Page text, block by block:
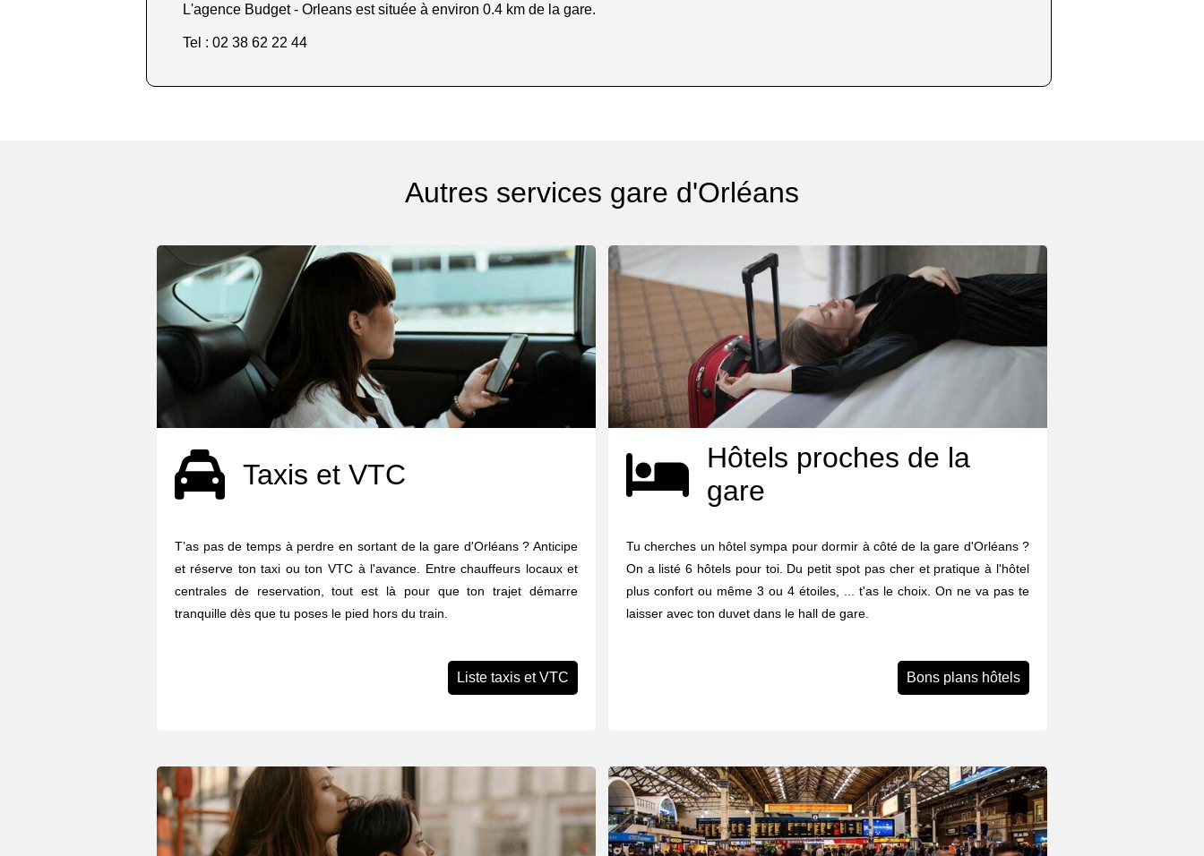
L'agence Budget - Orleans est située à environ 0.4 km de la gare.
Tel : 02 38 62 22 44
Autres services gare d'Orléans
Taxis et VTC
T’as pas de temps à perdre en sortant de la gare d'Orléans ? Anticipe
et réserve ton taxi ou ton VTC à l'avance. Entre chauffeurs locaux et
centrales de reservation, tout est là pour que ton trajet démarre
tranquille dès que tu poses le pied hors du train.
Liste taxis et VTC
Hôtels proches de la
gare
Tu cherches un hôtel sympa pour dormir à côté de la gare d'Orléans ?
On a listé 6 hôtels pour toi. Du petit spot pas cher et pratique à l'hôtel
plus confort ou même 3 ou 4 étoiles, ... t'as le choix. On ne va pas te
laisser avec ton duvet dans le hall de gare.
Bons plans hôtels